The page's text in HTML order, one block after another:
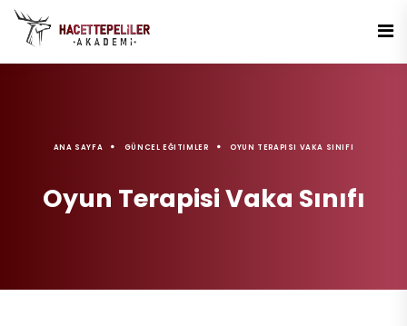
ANA SAYFA GÜNCEL EĞITIMLER OYUN TERAPISI VAKA SINIFI
Oyun Terapisi Vaka Sınıfı